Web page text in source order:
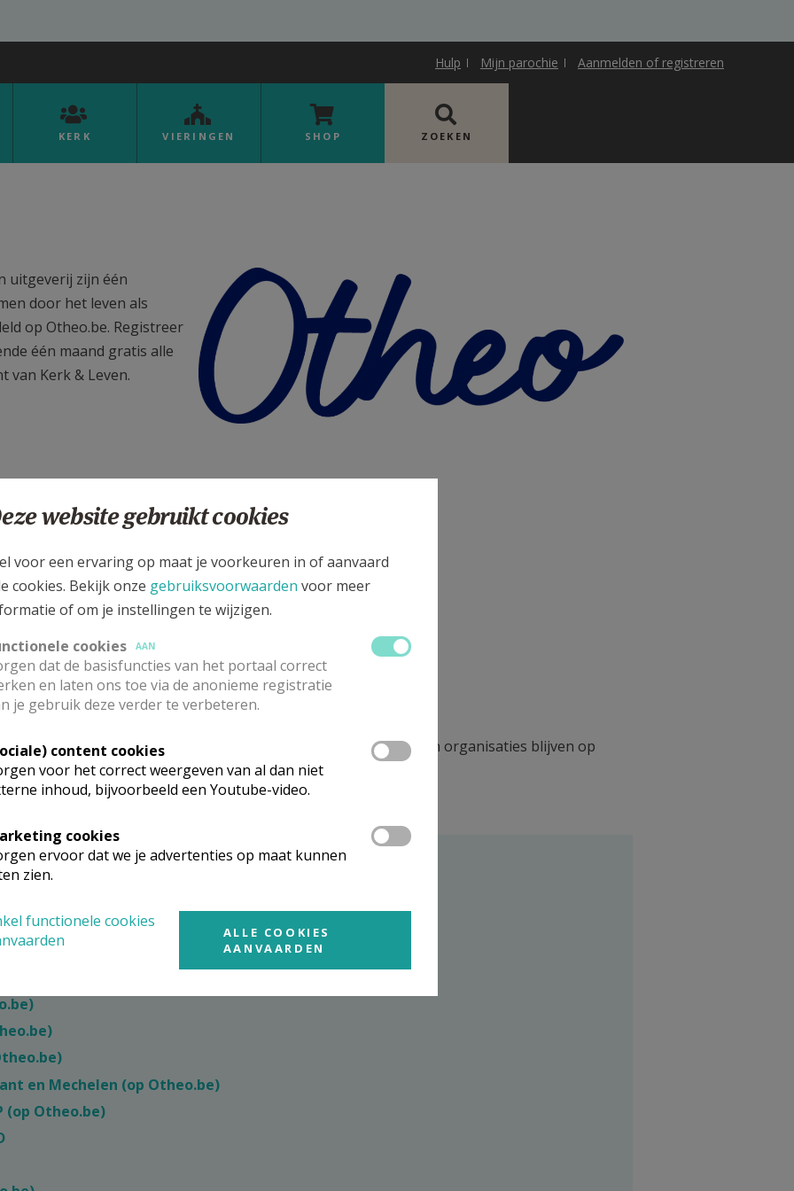
Hulp Mijn parochie Aanmelden of registreren
KERK VIERINGEN SHOP ZOEKEN
uitgeverij zijn één
door het leven als
op Otheo.be. Registreer
één maand gratis alle
van Kerk & Leven.
voor:
op radio en tv
de kerk
en Geloof
voor parochies en kerkverbonden organisaties
pastorale eenheden, religieuzen en andere kerkverbonden organisaties blijven op
(op Otheo.be)
(op Otheo.be)
en Mechelen (op Otheo.be)
(op Otheo.be)
website gebruikt cookies
voor een ervaring op maat je voorkeuren in of aanvaard
cookies. Bekijk onze gebruiksvoorwaarden voor meer
of om je instellingen te wijzigen.
cookies
AAN
dat de basisfuncties van het portaal correct
en laten ons toe via de anonieme registratie
je gebruik deze verder te verbeteren.
content cookies
voor het correct weergeven van al dan niet
inhoud, bijvoorbeeld een Youtube-video.
cookies
ervoor dat we je advertenties op maat kunnen
zien.
functionele cookies
ALLE COOKIES
AANVAARDEN